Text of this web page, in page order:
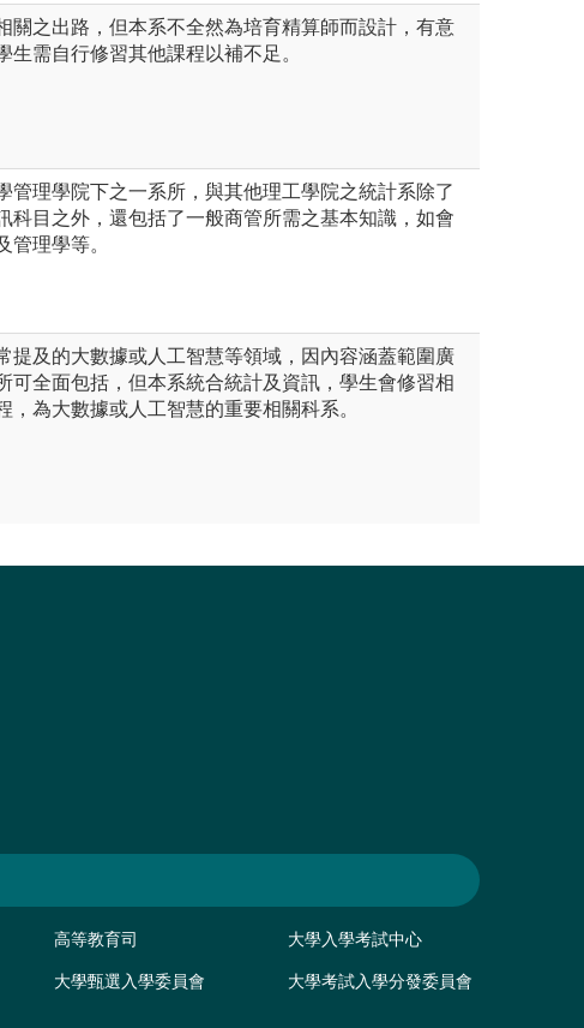
關之出路，但本系不全然為培育精算師而設計，有意
生需自行修習其他課程以補不足。
管理學院下之一系所，與其他理工學院之統計系除了
科目之外，還包括了一般商管所需之基本知識，如會
管理學等。
提及的大數據或人工智慧等領域，因內容涵蓋範圍廣
可全面包括，但本系統合統計及資訊，學生會修習相
，為大數據或人工智慧的重要相關科系。
高等教育司 大學入學考試中心
大學甄選入學委員會 大學考試入學分發委員會